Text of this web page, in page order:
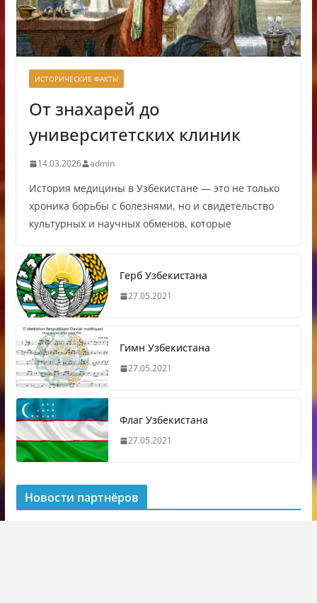
ИСТОРИЧЕСКИЕ ФАКТЫ
От знахарей до
университетских клиник
14.03.2026 admin
История медицины в Узбекистане — это не только
хроника борьбы с болезнями, но и свидетельство
культурных и научных обменов, которые
Герб Узбекистана
27.05.2021
Гимн Узбекистана
27.05.2021
Флаг Узбекистана
27.05.2021
Новости партнёров